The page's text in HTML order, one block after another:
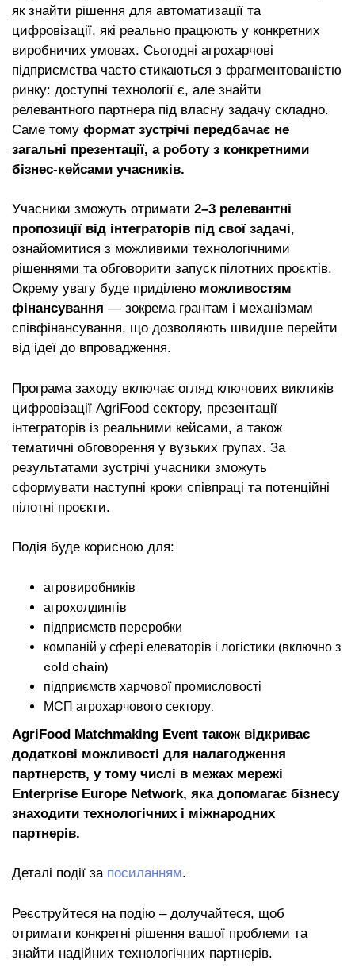
як знайти рішення для автоматизації та
цифровізації, які реально працюють у конкретних
виробничих умовах. Сьогодні агрохарчові
підприємства часто стикаються з фрагментованістю
ринку: доступні технології є, але знайти
релевантного партнера під власну задачу складно.
Саме тому формат зустрічі передбачає не
загальні презентації, а роботу з конкретними
бізнес-кейсами учасників.
Учасники зможуть отримати 2–3 релевантні
пропозиції від інтеграторів під свої задачі,
ознайомитися з можливими технологічними
рішеннями та обговорити запуск пілотних проєктів.
Окрему увагу буде приділено можливостям
фінансування — зокрема грантам і механізмам
співфінансування, що дозволяють швидше перейти
від ідеї до впровадження.
Програма заходу включає огляд ключових викликів
цифровізації AgriFood сектору, презентації
інтеграторів із реальними кейсами, а також
тематичні обговорення у вузьких групах. За
результатами зустрічі учасники зможуть
сформувати наступні кроки співпраці та потенційні
пілотні проєкти.
Подія буде корисною для:
агровиробників
агрохолдингів
підприємств переробки
компаній у сфері елеваторів і логістики (включно з
cold chain)
підприємств харчової промисловості
МСП агрохарчового сектору.
AgriFood Matchmaking Event також відкриває
додаткові можливості для налагодження
партнерств, у тому числі в межах мережі
Enterprise Europe Network, яка допомагає бізнесу
знаходити технологічних і міжнародних
партнерів.
Деталі події за посиланням.
Реєструйтеся на подію – долучайтеся, щоб
отримати конкретні рішення вашої проблеми та
знайти надійних технологічних партнерів.